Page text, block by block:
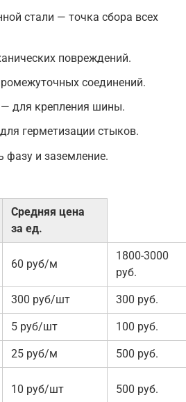
стали — точка сбора всех
повреждений.
соединений.
для крепления шины.
герметизации стыков.
фазу и заземление.
Средняя цена
за ед.
60 руб/м
1800-3000
руб.
300 руб/шт 300 руб.
5 руб/шт 100 руб.
25 руб/м 500 руб.
10 руб/шт 500 руб.